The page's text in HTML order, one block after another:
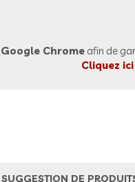
Google Chromeafin de
Cliquez
SUGGESTION DE